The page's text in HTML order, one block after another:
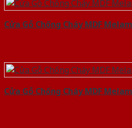
Cửa Gỗ Chống Cháy MDF
Cửa Gỗ Chống Cháy MDF